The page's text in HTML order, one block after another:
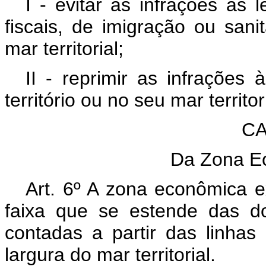
I - evitar as infrações às
fiscais, de imigração ou
mar territorial;
II - reprimir as infrações
território ou no seu mar
Da Zona
Art. 6º A zona econômica
faixa que se estende das
contadas a partir das
largura do mar territorial.